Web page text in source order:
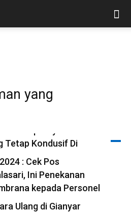
yang
Gerokgak
Tetap Kondusif Di
: Cek Pos
Ini Penekanan
kepada Personel
Ulang di Gianyar